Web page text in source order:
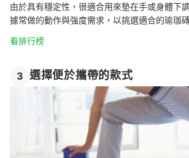
由於具有穩定性，很適合用來墊在手或身體下
據常做的動作與強度需求，以挑選適合的瑜珈
看排行榜
3 選擇便於攜帶的款式